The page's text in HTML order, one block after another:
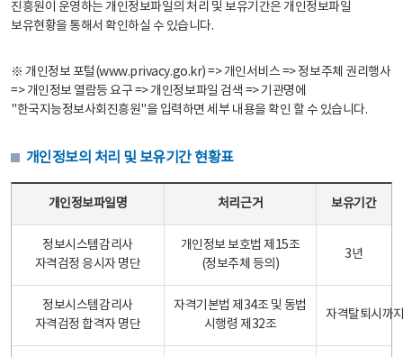
진흥원이 운영하는 개인정보파일의 처리 및 보유기간은 개인정보파일
보유현황을 통해서 확인하실 수 있습니다.
※ 개인정보 포털(www.privacy.go.kr) => 개인서비스 => 정보주체 권리행사
=> 개인정보 열람등 요구 => 개인정보파일 검색 => 기관명에
"한국지능정보사회진흥원"을 입력하면 세부 내용을 확인 할 수 있습니다.
개인정보의 처리 및 보유기간 현황표
개인정보파일명 처리근거 보유기간
정보시스템감리사
자격검정 응시자 명단
개인정보 보호법 제15조
(정보주체 등의)
3년
정보시스템감리사
자격검정 합격자 명단
자격기본법 제34조 및 동법
시행령 제32조
자격탈퇴시까